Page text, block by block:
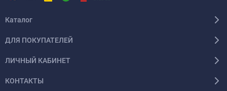
Каталог
ДЛЯ ПОКУПАТЕЛЕЙ
ЛИЧНЫЙ КАБИНЕТ
КОНТАКТЫ